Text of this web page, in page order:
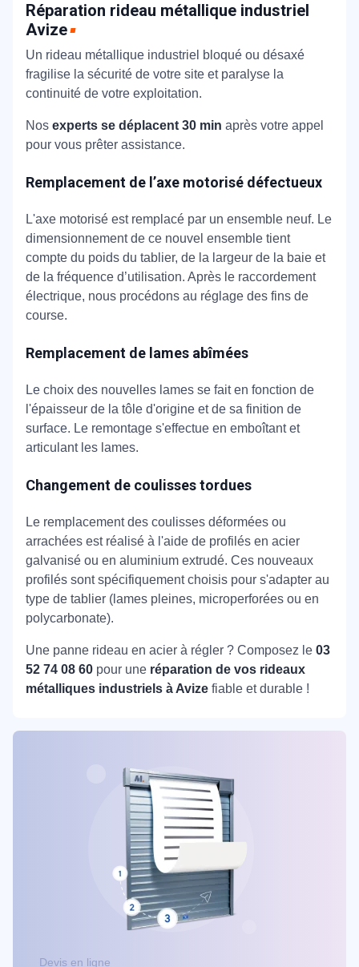
Réparation rideau métallique industriel
Avize
Un rideau métallique industriel bloqué ou désaxé
fragilise la sécurité de votre site et paralyse la
continuité de votre exploitation.
Nos experts se déplacent 30 min après votre appel
pour vous prêter assistance.
Remplacement de l’axe motorisé défectueux
L'axe motorisé est remplacé par un ensemble neuf. Le
dimensionnement de ce nouvel ensemble tient
compte du poids du tablier, de la largeur de la baie et
de la fréquence d’utilisation. Après le raccordement
électrique, nous procédons au réglage des fins de
course.
Remplacement de lames abîmées
Le choix des nouvelles lames se fait en fonction de
l'épaisseur de la tôle d'origine et de sa finition de
surface. Le remontage s'effectue en emboîtant et
articulant les lames.
Changement de coulisses tordues
Le remplacement des coulisses déformées ou
arrachées est réalisé à l'aide de profilés en acier
galvanisé ou en aluminium extrudé. Ces nouveaux
profilés sont spécifiquement choisis pour s'adapter au
type de tablier (lames pleines, microperforées ou en
polycarbonate).
Une panne rideau en acier à régler ? Composez le 03
52 74 08 60 pour une réparation de vos rideaux
métalliques industriels à Avize fiable et durable !
Devis en ligne